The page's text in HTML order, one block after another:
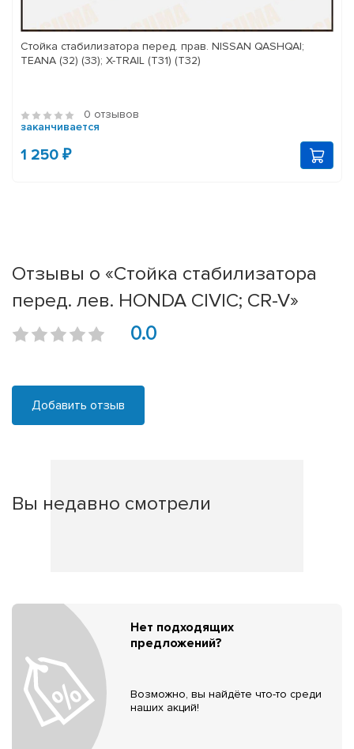
Стойка стабилизатора перед. прав. NISSAN QASHQAI;
TEANA (32) (33); X-TRAIL (T31) (T32)
0 отзывов
заканчивается
1 250 ₽
Отзывы о «Стойка стабилизатора
перед. лев. HONDA CIVIC; CR-V»
0.0
Добавить отзыв
Вы недавно смотрели
Нет подходящих
предложений?
Возможно, вы найдёте что-то среди
наших акций!